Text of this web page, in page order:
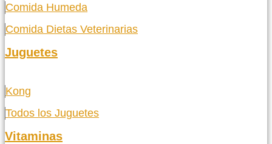
Comida Humeda
Comida Dietas Veterinarias
Juguetes
Kong
Todos los Juguetes
Vitaminas